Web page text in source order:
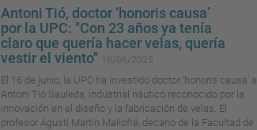
Antoni Tió, doctor ‘honoris causa’
por la UPC: "Con 23 años ya tenía
claro que quería hacer velas, quería
vestir el viento"
El 16 de junio, la UPC ha investido doctor 'honoris causa' a
Antoni Tió Sauleda, industrial náutico reconocido por la
innovación en el diseño y la fabricación de velas. El
profesor Agustí Martín Mallofré, decano de la Facultad de